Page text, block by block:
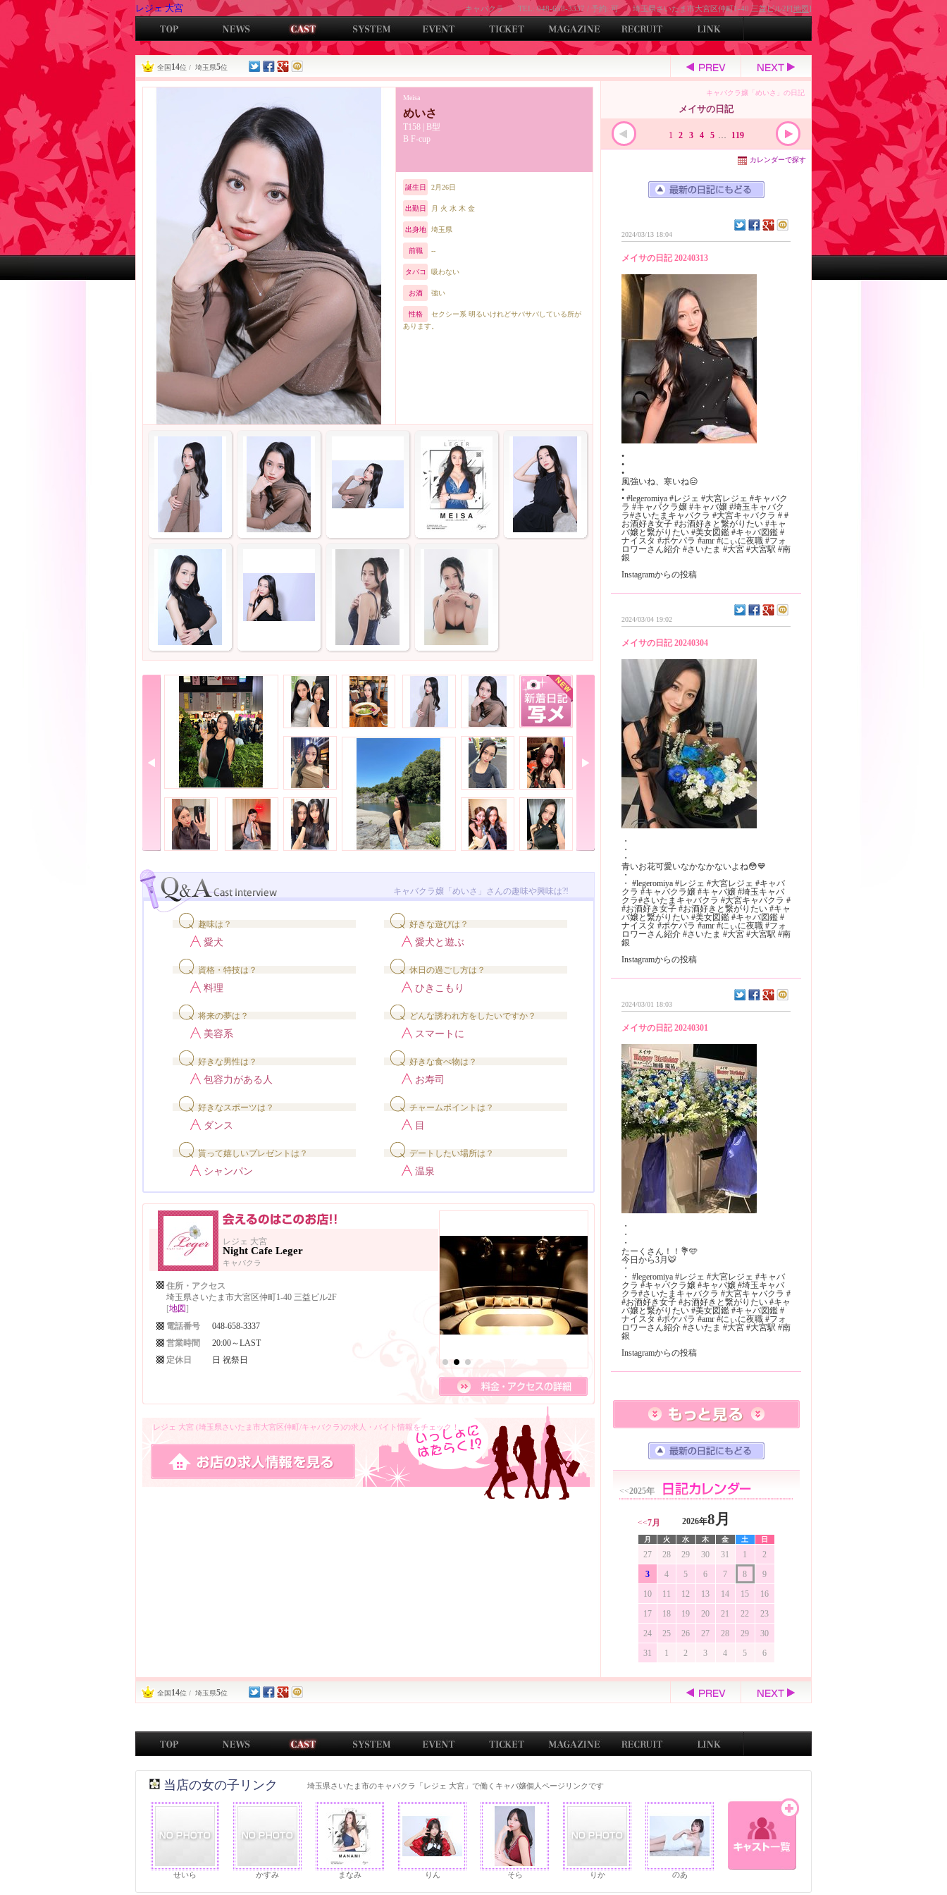
レジェ 大宮 キャバクラ TEL: 048-658-3337 / 予約: 可 埼玉県さいたま市大宮区仲町1-40 三益ビル2F[地図]
全国 14位 / 埼玉県5位
めいさ
Meisa
T158 | B型
B F-cup
誕生日 2月26日
出勤日 月 火 水 木 金
出身地 埼玉県
前職 --
タバコ 吸わない
お酒 強い
性格
セクシー系 明るいけれどサバサバしている所が
あります。
キャバクラ嬢「めいさ」さんの趣味や興味は?!
趣味は？
愛犬
好きな遊びは？
愛犬と遊ぶ
資格・特技は？
料理
休日の過ごし方は？
ひきこもり
将来の夢は？
美容系
どんな誘われ方をしたいですか？
スマートに
好きな男性は？
包容力がある人
好きな食べ物は？
お寿司
好きなスポーツは？
ダンス
チャームポイントは？
目
貰って嬉しいプレゼントは？
シャンパン
デートしたい場所は？
温泉
レジェ 大宮
Night Cafe Leger
キャバクラ
住所・アクセス
埼玉県さいたま市大宮区仲町1-40 三益ビル2F
[地図]
電話番号
048-658-3337
営業時間
20:00～LAST
定休日
日 祝祭日
レジェ 大宮 (埼玉県さいたま市大宮区仲町/キャバクラ)の求人・バイト情報をチェック！
メイサの日記
キャバクラ嬢「めいさ」の日記
1 2 3 4 5 … 119
カレンダーで探す
2024/03/13 18:04
メイサの日記 20240313
•
•
•
風強いね、寒いね😑
•
• #legeromiya #レジェ #大宮レジェ #キャバク
ラ #キャバクラ嬢 #キャバ嬢 #埼玉キャバク
ラ#さいたまキャバクラ #大宮キャバクラ # #
お酒好き女子 #お酒好きと繋がりたい #キャ
バ嬢と繋がりたい #美女図鑑 #キャバ図鑑 #
ナイスタ #ポケパラ #amr #にぃに夜職 #フォ
ロワーさん紹介 #さいたま #大宮 #大宮駅 #南
銀
Instagramからの投稿
2024/03/04 19:02
メイサの日記 20240304
・
・
・
青いお花可愛いなかなかないよね😳💙
・
・ #legeromiya #レジェ #大宮レジェ #キャバ
クラ #キャバクラ嬢 #キャバ嬢 #埼玉キャバ
クラ#さいたまキャバクラ #大宮キャバクラ #
#お酒好き女子 #お酒好きと繋がりたい #キャ
バ嬢と繋がりたい #美女図鑑 #キャバ図鑑 #
ナイスタ #ポケパラ #amr #にぃに夜職 #フォ
ロワーさん紹介 #さいたま #大宮 #大宮駅 #南
銀
Instagramからの投稿
2024/03/01 18:03
メイサの日記 20240301
・
・
・
たーくさん！！💐🩵
今日から3月🐯
・
・ #legeromiya #レジェ #大宮レジェ #キャバ
クラ #キャバクラ嬢 #キャバ嬢 #埼玉キャバ
クラ#さいたまキャバクラ #大宮キャバクラ #
#お酒好き女子 #お酒好きと繋がりたい #キャ
バ嬢と繋がりたい #美女図鑑 #キャバ図鑑 #
ナイスタ #ポケパラ #amr #にぃに夜職 #フォ
ロワーさん紹介 #さいたま #大宮 #大宮駅 #南
銀
Instagramからの投稿
<<2025年
2026年8月
<<7月
月 火 水 木 金 土 日
27 28 29 30 31 1
2
3
4 5 6 7 8
9
10
11 12 13 14 15
16
17
18 19 20 21 22
23
24
25 26 27 28 29
30
31
1 2 3 4 5 6
全国 14位 / 埼玉県5位
当店の女の子リンク 埼玉県さいたま市のキャバクラ「レジェ 大宮」で働くキャバ嬢個人ページリンクです
せいら かすみ まなみ りん そら りか のあ